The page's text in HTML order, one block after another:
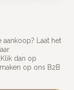
Laat het
dan op
op ons B2B